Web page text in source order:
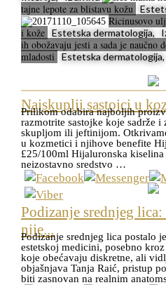
tajne lepote za blistavu kožu
Ricinusovo
i kože Estetska dermatologija,
ih obožavaju jesti a sada je naučno
mladosti
Estetska
Najskuplji sastojci u
Prilikom odabira najboljih
razmotrite sastojke koje sadrže
skupljom ili jeftinijom.
u kozmetici i njihove benefite
£25/100ml Hijaluronska kiselina
neizostavno sredstvo …
Podizanje srednjeg
nije...
Podizanje srednjeg lica postalo
estetskoj medicini, posebno
koje obećavaju diskretne, ali
objašnjava Tanja Raić, pristup
biti zasnovan na realnim